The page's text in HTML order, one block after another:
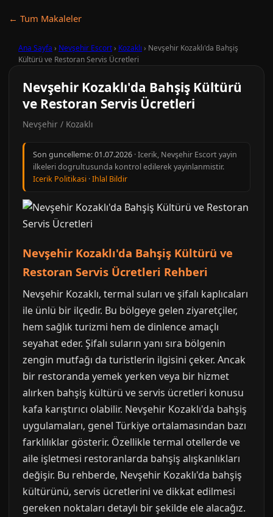
← Tum Makaleler
Ana Sayfa › Nevşehir Escort› Kozaklı › Nevşehir Kozaklı'da Bahşiş
Kültürü ve Restoran Servis Ücretleri
Nevşehir Kozaklı'da Bahşiş Kültürü
ve Restoran Servis Ücretleri
Nevşehir / Kozaklı
Son guncelleme:01.07.2026 · Icerik, Nevşehir Escort yayin
ilkeleri dogrultusunda kontrol edilerek yayinlanmistir.
Icerik Politikasi ·Ihlal Bildir
Nevşehir Kozaklı'da Bahşiş Kültürü ve
Restoran Servis Ücretleri Rehberi
Nevşehir Kozaklı, termal suları ve şifalı kaplıcaları
ile ünlü bir ilçedir. Bu bölgeye gelen ziyaretçiler,
hem sağlık turizmi hem de dinlence amaçlı
seyahat eder. Şifalı suların yanı sıra bölgenin
zengin mutfağı da turistlerin ilgisini çeker. Ancak
bir restoranda yemek yerken veya bir hizmet
alırken bahşiş kültürü ve servis ücretleri konusu
kafa karıştırıcı olabilir. Nevşehir Kozaklı'da bahşiş
uygulamaları, genel Türkiye ortalamasından bazı
farklılıklar gösterir. Özellikle termal otellerde ve
aile işletmesi restoranlarda bahşiş alışkanlıkları
değişir. Bu rehberde, Nevşehir Kozaklı'da bahşiş
kültürünü, servis ücretlerini ve dikkat edilmesi
gereken noktaları detaylı bir şekilde ele alacağız.